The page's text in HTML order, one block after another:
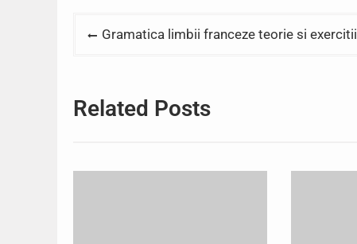
PostGramatica limbii franceze teorie si exercitii
Related Posts